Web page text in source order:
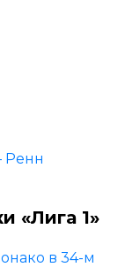
Ренн
«Лига 1»
в 34-м